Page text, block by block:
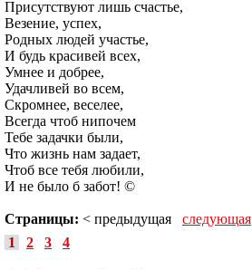
Присутствуют лишь счастье,
Везение, успех,
Родных людей участье,
И будь красивей всех,
Умнее и добрее,
Удачливей во всем,
Скромнее, веселее,
Всегда чтоб нипочем
Тебе задачки были,
Что жизнь нам задает,
Чтоб все тебя любили,
И не было б забот! ©
Страницы: < предыдущая следующая
1
2 3 4